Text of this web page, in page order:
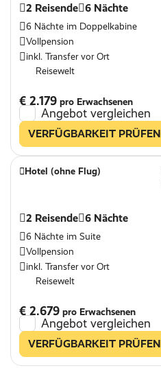
2 Reisende 6 Nächte
6 Nächte im Doppelkabine
Vollpension
inkl. Transfer vor Ort
Reisewelt
€ 2.179 pro Erwachsenen
Angebot vergleichen
VERFÜGBARKEIT PRÜFEN
Hotel (ohne Flug)
2 Reisende 6 Nächte
6 Nächte im Suite
Vollpension
inkl. Transfer vor Ort
Reisewelt
€ 2.679 pro Erwachsenen
Angebot vergleichen
VERFÜGBARKEIT PRÜFEN